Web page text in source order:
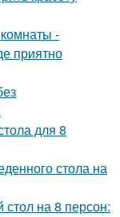
-
приятно
для 8
стола на
на 8 персон: